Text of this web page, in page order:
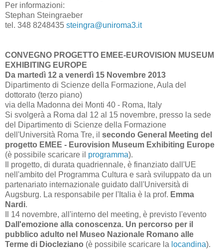
Per informazioni:
Stephan Steingraeber
tel. 348 8248435 steingra@uniroma3.it
CONVEGNO PROGETTO EMEE-EUROVISION MUSEUM
EXHIBITING EUROPE
Da martedì 12 a venerdì 15 Novembre 2013
Dipartimento di Scienze della Formazione, Aula del
dottorato (terzo piano)
via della Madonna dei Monti 40 - Roma, Italy
Si svolgerà a Roma dal 12 al 15 novembre, presso la sede
del Dipartimento di Scienze della Formazione
dell'Università Roma Tre, il secondo General Meeting del
progetto EMEE - Eurovision Museum Exhibiting Europe
(è possibile scaricare il programma).
Il progetto, di durata quadriennale, è finanziato dall'UE
nell'ambito del Programma Cultura e sarà sviluppato da un
partenariato internazionale guidato dall'Università di
Augsburg. La responsabile per l'Italia è la prof. Emma
Nardi.
Il 14 novembre, all'interno del meeting, è previsto l'evento
Dall'emozione alla conoscenza. Un percorso per il
pubblico adulto nel Museo Nazionale Romano alle
Terme di Diocleziano (è possibile scaricare la locandina).